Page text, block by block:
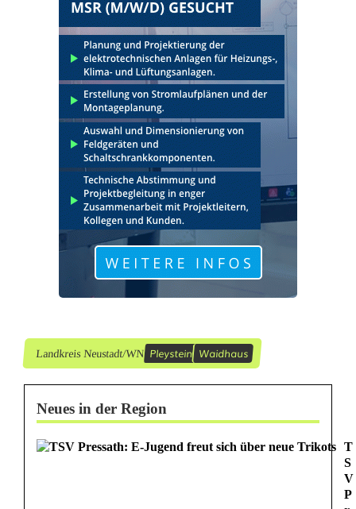
t
Landkreis Neustadt/WN Pleystein Waidhaus
Neues in der Region
T
S
V
P